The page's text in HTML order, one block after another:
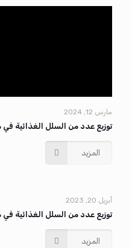
مارس 12, 2024
توزيع عدد من السلل الغذائية
المزيد
أبريل 20, 2023
توزيع عدد من السلل الغذائية في
المزيد